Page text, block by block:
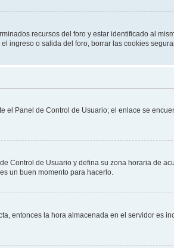
recursos del foro y estar identificado al
ingreso o salida del foro, borrar las cookies
Panel de Control de Usuario; el enlace se
de Usuario y defina su zona horaria de
un buen momento para hacerlo.
entonces la hora almacenada en el servidor es